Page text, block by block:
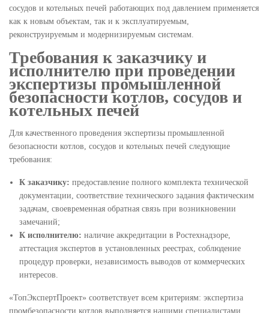
сосудов и котельных печей работающих под давлением применяется
как к новым объектам, так и к эксплуатируемым,
реконструируемым и модернизируемым системам.
Требования к заказчику и
исполнителю при проведении
экспертизы промышленной
безопасности котлов, сосудов и
котельных печей
Для качественного проведения экспертизы промышленной
безопасности котлов, сосудов и котельных печей следующие
требования:
К заказчику: предоставление полного комплекта технической
документации, соответствие технического задания фактическим
задачам, своевременная обратная связь при возникновении
замечаний;
К исполнителю: наличие аккредитации в Ростехнадзоре,
аттестация экспертов в установленных реестрах, соблюдение
процедур проверки, независимость выводов от коммерческих
интересов.
«ТопЭкспертПроект» соответствует всем критериям: экспертиза
промбезопасности котлов выполняется нашими специалистами,